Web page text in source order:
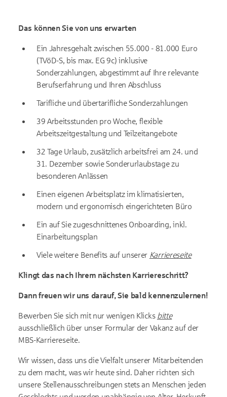
Das können Sie von uns erwarten
Ein Jahresgehalt zwischen 55.000 - 81.000 Euro
(TVöD-S, bis max. EG 9c) inklusive
Sonderzahlungen, abgestimmt auf Ihre relevante
Berufserfahrung und Ihren Abschluss
Tarifliche und übertarifliche Sonderzahlungen
39 Arbeitsstunden pro Woche, flexible
Arbeitszeitgestaltung und Teilzeitangebote
32 Tage Urlaub, zusätzlich arbeitsfrei am 24. und
31. Dezember sowie Sonderurlaubstage zu
besonderen Anlässen
Einen eigenen Arbeitsplatz im klimatisierten,
modern und ergonomisch eingerichteten Büro
Ein auf Sie zugeschnittenes Onboarding, inkl.
Einarbeitungsplan
Viele weitere Benefits auf unserer Karriereseite
Klingt das nach Ihrem nächsten Karriereschritt?
Dann freuen wir uns darauf, Sie bald kennenzulernen!
Bewerben Sie sich mit nur wenigen Klicks bitte
ausschließlich über unser Formular der Vakanz auf der
MBS-Karriereseite.
Wir wissen, dass uns die Vielfalt unserer Mitarbeitenden
zu dem macht, was wir heute sind. Daher richten sich
unsere Stellenausschreibungen stets an Menschen jeden